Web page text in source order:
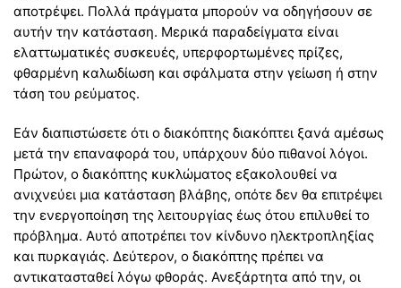
αποτρέψει. Πολλά πράγματα μπορούν να οδηγήσουν σε
αυτήν την κατάσταση. Μερικά παραδείγματα είναι
ελαττωματικές συσκευές, υπερφορτωμένες πρίζες,
φθαρμένη καλωδίωση και σφάλματα στην γείωση ή στην
τάση του ρεύματος.
Εάν διαπιστώσετε ότι ο διακόπτης διακόπτει ξανά αμέσως
μετά την επαναφορά του, υπάρχουν δύο πιθανοί λόγοι.
Πρώτον, ο διακόπτης κυκλώματος εξακολουθεί να
ανιχνεύει μια κατάσταση βλάβης, οπότε δεν θα επιτρέψει
την ενεργοποίηση της λειτουργίας έως ότου επιλυθεί το
πρόβλημα. Αυτό αποτρέπει τον κίνδυνο ηλεκτροπληξίας
και πυρκαγιάς. Δεύτερον, ο διακόπτης πρέπει να
αντικατασταθεί λόγω φθοράς. Ανεξάρτητα από την, οι